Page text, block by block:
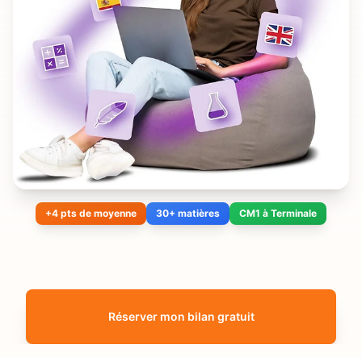
+4 pts de moyenne 30+ matières CM1 à Terminale
Réserver mon bilan gratuit